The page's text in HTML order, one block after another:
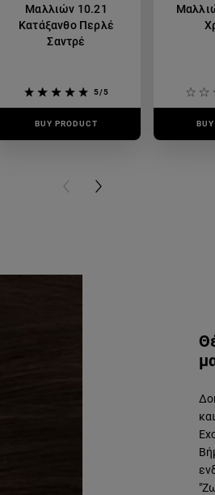
Μαλλιών 10.21
Κατάξανθο Περλέ
Σαντρέ
5/5
BUY PRODUCT
PREVIOUS CARD
NEXT CARD